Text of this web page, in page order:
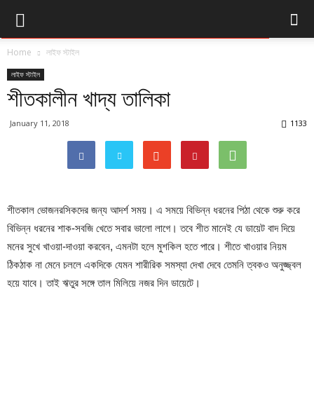
Home লাইফ স্টাইল
লাইফ স্টাইল
শীতকালীন খাদ্য তালিকা
January 11, 2018 1133
শীতকাল ভোজনরসিকদের জন্য আদর্শ সময়। এ সময়ে বিভিন্ন ধরনের পিঠা থেকে শুরু করে
বিভিন্ন ধরনের শাক-সবজি খেতে সবার ভালো লাগে। তবে শীত মানেই যে ডায়েট বাদ দিয়ে
মনের সুখে খাওয়া-দাওয়া করবেন, এমনটা হলে মুশকিল হতে পারে। শীতে খাওয়ার নিয়ম
ঠিকঠাক না মেনে চললে একদিকে যেমন শারীরিক সমস্যা দেখা দেবে তেমনি ত্বকও অনুজ্জ্বল
হয়ে যাবে। তাই ঋতুর সঙ্গে তাল মিলিয়ে নজর দিন ডায়েটে।